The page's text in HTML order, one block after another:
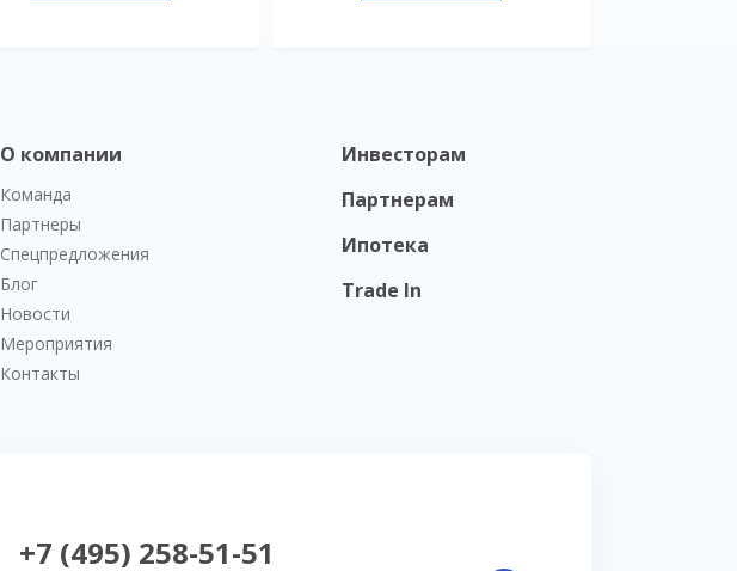
О компании
Команда
Партнеры
Спецпредложения
Блог
Новости
Мероприятия
Контакты
Инвесторам
Партнерам
Ипотека
Trade In
+7 (495) 258-51-51